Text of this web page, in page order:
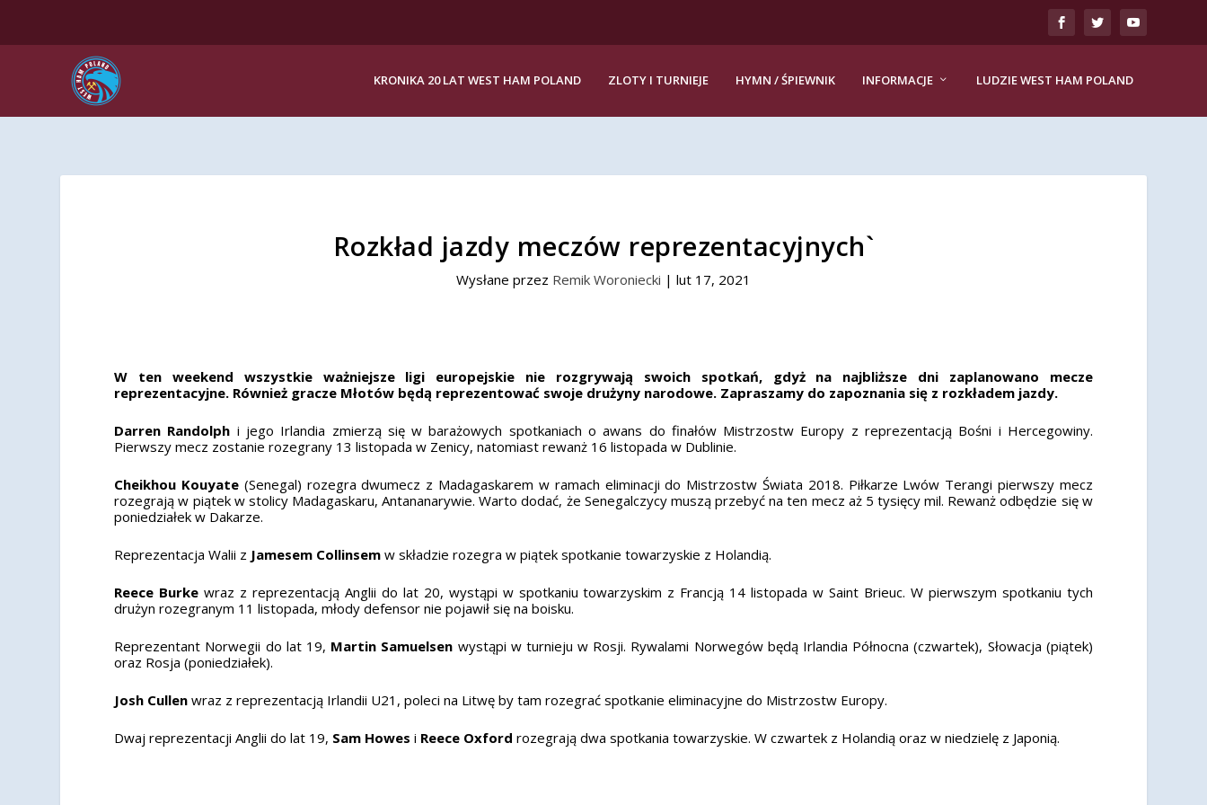
KRONIKA 20 LAT WEST HAM POLAND ZLOTY I TURNIEJE HYMN / ŚPIEWNIK INFORMACJE LUDZIE WEST HAM POLAND
Rozkład jazdy meczów reprezentacyjnych`
Wysłane przez Remik Woroniecki | lut 17, 2021
W ten weekend wszystkie ważniejsze ligi europejskie nie rozgrywają swoich spotkań, gdyż na najbliższe dni zaplanowano mecze
reprezentacyjne. Również gracze Młotów będą reprezentować swoje drużyny narodowe. Zapraszamy do zapoznania się z rozkładem jazdy.
Darren Randolph i jego Irlandia zmierzą się w barażowych spotkaniach o awans do finałów Mistrzostw Europy z reprezentacją Bośni i Hercegowiny.
Pierwszy mecz zostanie rozegrany 13 listopada w Zenicy, natomiast rewanż 16 listopada w Dublinie.
Cheikhou Kouyate (Senegal) rozegra dwumecz z Madagaskarem w ramach eliminacji do Mistrzostw Świata 2018. Piłkarze Lwów Terangi pierwszy mecz
rozegrają w piątek w stolicy Madagaskaru, Antananarywie. Warto dodać, że Senegalczycy muszą przebyć na ten mecz aż 5 tysięcy mil. Rewanż odbędzie się w
poniedziałek w Dakarze.
Reprezentacja Walii z Jamesem Collinsem w składzie rozegra w piątek spotkanie towarzyskie z Holandią.
Reece Burke wraz z reprezentacją Anglii do lat 20, wystąpi w spotkaniu towarzyskim z Francją 14 listopada w Saint Brieuc. W pierwszym spotkaniu tych
drużyn rozegranym 11 listopada, młody defensor nie pojawił się na boisku.
Reprezentant Norwegii do lat 19, Martin Samuelsen wystąpi w turnieju w Rosji. Rywalami Norwegów będą Irlandia Północna (czwartek), Słowacja (piątek)
oraz Rosja (poniedziałek).
Josh Cullen wraz z reprezentacją Irlandii U21, poleci na Litwę by tam rozegrać spotkanie eliminacyjne do Mistrzostw Europy.
Dwaj reprezentacji Anglii do lat 19, Sam Howes i Reece Oxford rozegrają dwa spotkania towarzyskie. W czwartek z Holandią oraz w niedzielę z Japonią.